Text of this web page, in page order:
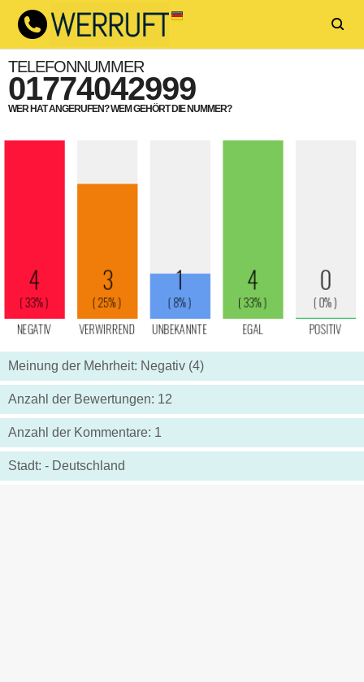
TELEFONNUMMER
01774042999
WER HAT ANGERUFEN? WEM GEHÖRT DIE NUMMER?
Meinung der Mehrheit: Negativ (4)
Anzahl der Bewertungen: 12
Anzahl der Kommentare: 1
Stadt: - Deutschland